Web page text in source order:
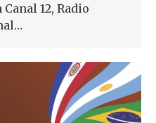
12, Radio